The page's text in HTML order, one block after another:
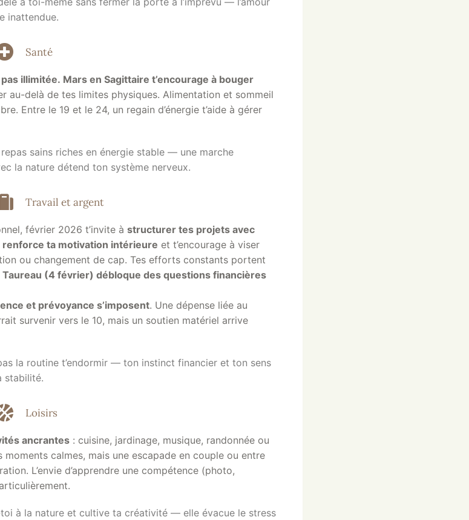
inattendue.
Santé
illimitée. Mars en Sagittaire t’encourage à bouger
au-delà de tes limites physiques. Alimentation et sommeil
Entre le 19 et le 24, un regain d’énergie t’aide à gérer
sains riches en énergie stable — une marche
la nature détend ton système nerveux.
Travail et argent
février 2026 t’invite à structurer tes projets avec
renforce ta motivation intérieure et t’encourage à viser
ou changement de cap. Tes efforts constants portent
(4 février) débloque des questions financières
et prévoyance s’imposent. Une dépense liée au
survenir vers le 10, mais un soutien matériel arrive
la routine t’endormir — ton instinct financier et ton sens
stabilité.
Loisirs
ancrantes : cuisine, jardinage, musique, randonnée ou
calmes, mais une escapade en couple ou entre
L’envie d’apprendre une compétence (photo,
à la nature et cultive ta créativité — elle évacue le stress